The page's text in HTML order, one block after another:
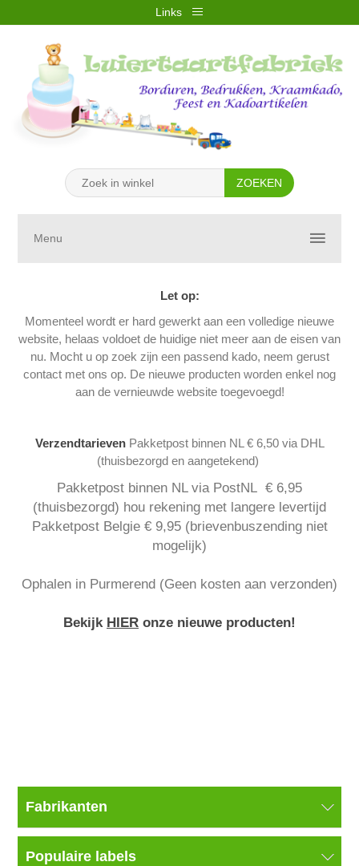
Links
REGISTREREN
WINKELWAGEN (0)
Menu
Let op:
Momenteel wordt er hard gewerkt aan een volledige nieuwe
website, helaas voldoet de huidige niet meer aan de eisen van
nu. Mocht u op zoek zijn een passend kado, neem gerust
contact met ons op. De nieuwe producten worden enkel nog
aan de vernieuwde website toegevoegd!
Verzendtarieven Pakketpost binnen NL € 6,50 via DHL
(thuisbezorgd en aangetekend)
Pakketpost binnen NL via PostNL € 6,95
(thuisbezorgd) hou rekening met langere levertijd
Pakketpost Belgie € 9,95 (brievenbuszending niet
mogelijk)
Ophalen in Purmerend (Geen kosten aan verzonden)
Bekijk HIER onze nieuwe producten!
Fabrikanten
Populaire labels